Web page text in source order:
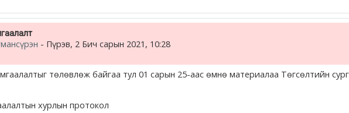
- Пүрэв, 2 Бич сарын 2021, 10:28
төлөвлөж байгаа тул 01 сарын 25-аас өмнө материалаа Төгсөлтийн
хурлын протокол